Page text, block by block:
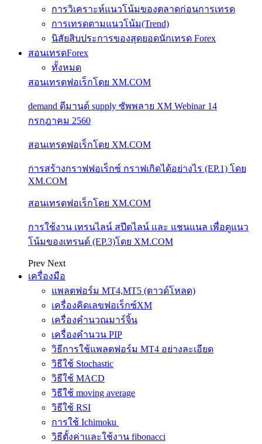
การวิเคราะห์แนวโน้มของตลาดก่อนการเทรด
การเทรดตามแนวโน้ม(Trend)
นิสัยสิบประการของสุดยอดนักเทรด Forex
สอนเทรดForex
ทั้งหมด
สอนเทรดฟอเร็กโดย XM.COM
demand ดีมานด์ supply ซัพพลาย XM Webinar 14
กรกฎาคม 2560
สอนเทรดฟอเร็กโดย XM.COM
การสร้างกราฟฟอเร็กซ์ กราฟเกิดได้อย่างไร (EP.1) โดย
XM.COM
สอนเทรดฟอเร็กโดย XM.COM
การใช้งาน เทรนไลน์ สปีดไลน์ และ แชนแนล เพื่อดูแนว
โน้มของเทรนด์ (EP.3)โดย XM.COM
Prev Next
เครื่องมือ
แพลตฟอร์ม MT4,MT5 (ดาวด์โหลด)
เครื่องคิดเลขฟอเร็กซ์XM
เครื่องคำนวณมาร์จิ้น
เครื่องคำนวน PIP
วิธีการใช้แพลตฟอร์ม MT4 อย่างละเอียด
วิธีใช้ Stochastic
วิธีใช้ MACD
วิธีใช้ moving average
วิธีใช้ RSI
การใช้ Ichimoku
วิธีตั้งค่าและใช้งาน fibonacci